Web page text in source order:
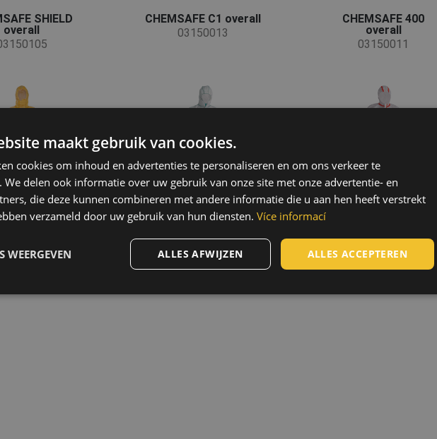
SHIELD
overall
CHEMSAFE C1 overall
03150013
CHEMSAFE 400
overall
03150011
ROMANIAN
maakt gebruik van cookies.
cookies om inhoud en advertenties te personaliseren en om ons verkeer te
We delen ook informatie over uw gebruik van onze site met onze advertentie- en
die deze kunnen combineren met andere informatie die u aan hen heeft verstrekt
verzameld door uw gebruik van hun diensten. Více informací
ALLES ACCEPTEREN
ALLES AFWIJZEN
WEERGEVEN